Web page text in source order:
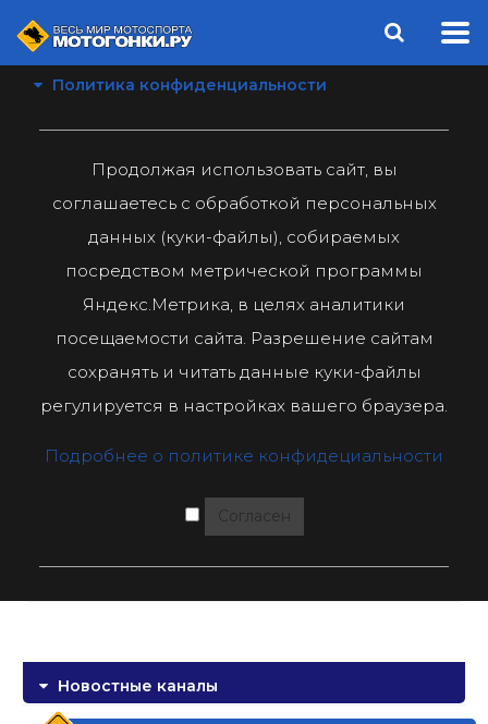
Политика конфиденциальности
Продолжая использовать сайт, вы
соглашаетесь с обработкой персональных
данных (куки-файлы), собираемых
посредством метрической программы
Яндекс.Метрика, в целях аналитики
посещаемости сайта. Разрешение сайтам
сохранять и читать данные куки-файлы
регулируется в настройках вашего браузера.
Подробнее о политике конфидециальности
Согласен
Новостные каналы